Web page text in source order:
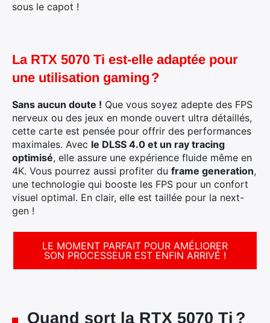
sous le capot !
La RTX 5070 Ti est-elle adaptée pour
une utilisation gaming ?
Sans aucun doute ! Que vous soyez adepte des FPS
nerveux ou des jeux en monde ouvert ultra détaillés,
cette carte est pensée pour offrir des performances
maximales. Avec le DLSS 4.0 et un ray tracing
optimisé, elle assure une expérience fluide même en
4K. Vous pourrez aussi profiter du frame generation,
une technologie qui booste les FPS pour un confort
visuel optimal. En clair, elle est taillée pour la next-
gen !
LE MOMENT PARFAIT POUR AMÉLIORER
SON PROCESSEUR EST ENFIN ARRIVÉ !
Quand sort la RTX 5070 Ti ?
×
Rechercher